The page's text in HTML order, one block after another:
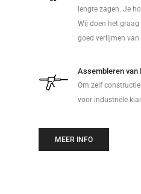
lengte zagen. Je
Wij doen het
goed verlijmen
Assembleren
Om zelf
voor industriële
MEER INFO